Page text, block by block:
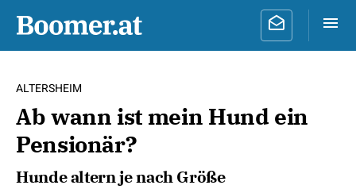
ALTERSHEIM
Ab wann ist mein Hund ein
Pensionär?
Hunde altern je nach Größe